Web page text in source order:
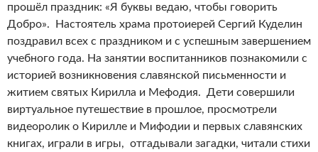
прошёл праздник: «Я буквы ведаю, чтобы говорить
Добро». Настоятель храма протоиерей Сергий Куделин
поздравил всех с праздником и с успешным завершением
учебного года. На занятии воспитанников познакомили с
историей возникновения славянской письменности и
житием святых Кирилла и Мефодия. Дети совершили
виртуальное путешествие в прошлое, просмотрели
видеоролик о Кирилле и Мифодии и первых славянских
книгах, играли в игры, отгадывали загадки, читали стихи